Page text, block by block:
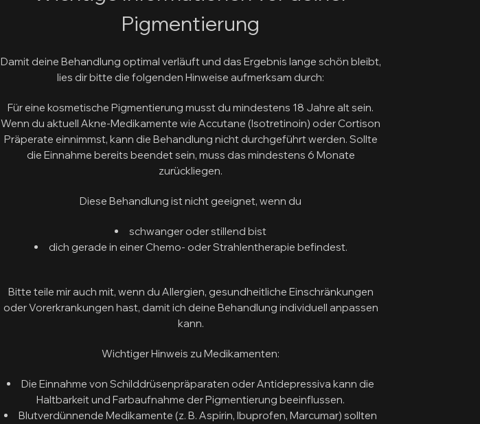
Pigmentierung
Damit deine Behandlung optimal verläuft und das Ergebnis lange schön bleibt,
lies dir bitte die folgenden Hinweise aufmerksam durch:
Für eine kosmetische Pigmentierung musst du mindestens 18 Jahre alt sein.
Wenn du aktuell Akne-Medikamente wie Accutane (Isotretinoin) oder Cortison
Präperate einnimmst, kann die Behandlung nicht durchgeführt werden. Sollte
die Einnahme bereits beendet sein, muss das mindestens 6 Monate
zurückliegen.
Diese Behandlung ist nicht geeignet, wenn du
schwanger oder stillend bist
dich gerade in einer Chemo- oder Strahlentherapie befindest.
Bitte teile mir auch mit, wenn du Allergien, gesundheitliche Einschränkungen
oder Vorerkrankungen hast, damit ich deine Behandlung individuell anpassen
kann.
Wichtiger Hinweis zu Medikamenten:
Die Einnahme von Schilddrüsenpräparaten oder Antidepressiva kann die
Haltbarkeit und Farbaufnahme der Pigmentierung beeinflussen.
Blutverdünnende Medikamente (z. B. Aspirin, Ibuprofen, Marcumar) sollten